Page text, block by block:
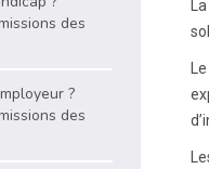
des
?
des